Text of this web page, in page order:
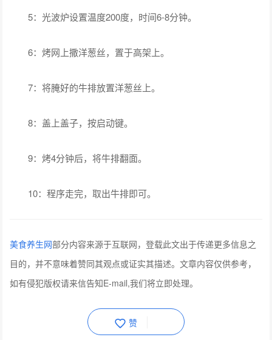
5：光波炉设置温度200度，时间6-8分钟。
6：烤网上撒洋葱丝，置于高架上。
7：将腌好的牛排放置洋葱丝上。
8：盖上盖子，按启动键。
9：烤4分钟后，将牛排翻面。
10：程序走完，取出牛排即可。
美食养生网部分内容来源于互联网，登载此文出于传递更多信息之
目的，并不意味着赞同其观点或证实其描述。文章内容仅供参考，
如有侵犯版权请来信告知E-mail,我们将立即处理。
赞